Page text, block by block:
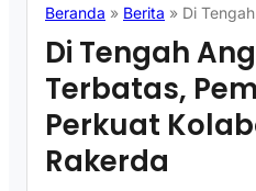
Beranda » Berita » Di
Di Tengah
Terbatas,
Perkuat
Rakerda